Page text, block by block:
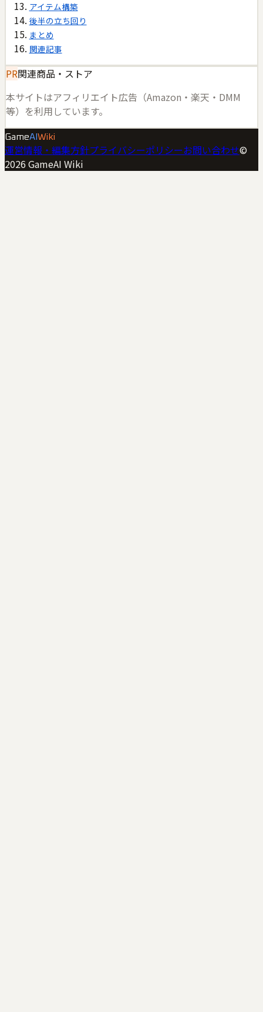
アイテム構築
後半の立ち回り
まとめ
関連記事
PR関連商品・ストア
本サイトはアフィリエイト広告（Amazon・楽天・DMM
等）を利用しています。
GameAI Wiki
運営情報・編集方針プライバシーポリシーお問い合わせ©
2026 GameAI Wiki